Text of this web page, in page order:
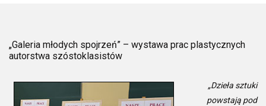
„Galeria młodych spojrzeń” – wystawa prac plastycznych
autorstwa szóstoklasistów
„Dzieła sztuki
powstają pod